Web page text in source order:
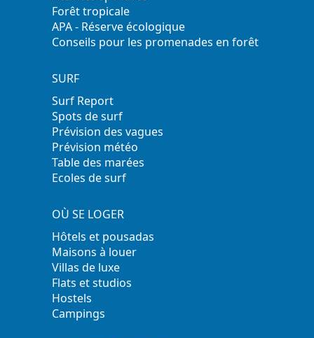
Forêt tropicale
APA - Réserve écologique
Conseils pour les promenades en forêt
SURF
Surf Report
Spots de surf
Prévision des vagues
Prévision météo
Table des marées
Ecoles de surf
OÙ SE LOGER
Hôtels et pousadas
Maisons à louer
Villas de luxe
Flats et studios
Hostels
Campings